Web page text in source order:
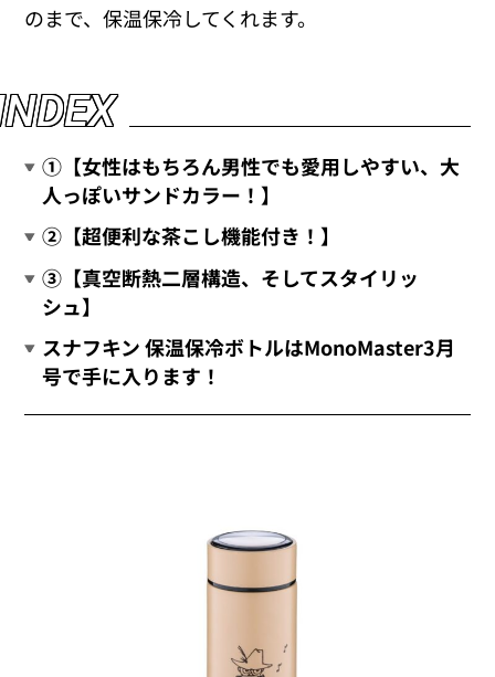
のまで、保温保冷してくれます。
NDEX
①【女性はもちろん男性でも愛用しやすい、大
人っぽいサンドカラー！】
②【超便利な茶こし機能付き！】
③【真空断熱二層構造、そしてスタイリッ
シュ】
スナフキン 保温保冷ボトルはMonoMaster3月
号で手に入ります！